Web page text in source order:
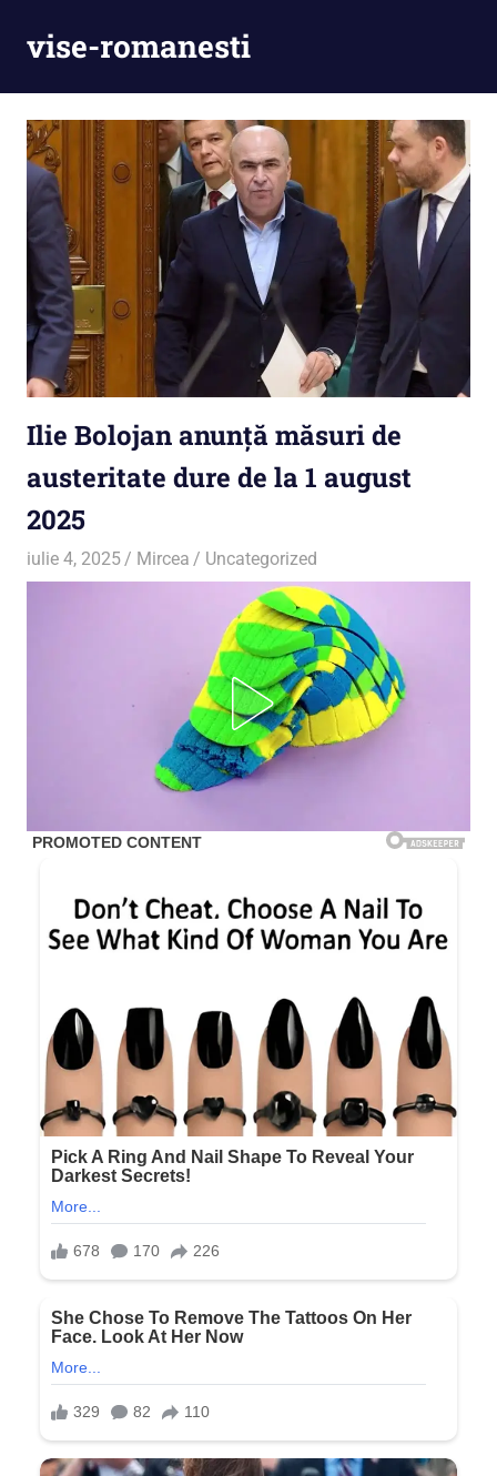
vise-romanesti
Ilie Bolojan anunță măsuri de
austeritate dure de la 1 august
2025
iulie 4, 2025 Mircea Uncategorized